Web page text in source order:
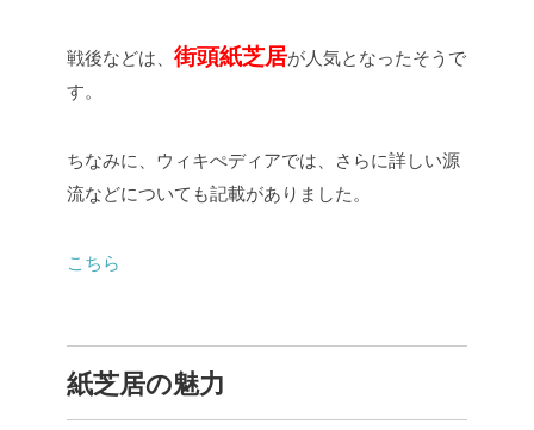
戦後などは、 街頭紙芝居が人気となったそうで
す。
ちなみに、ウィキぺディアでは、さらに詳しい源
流などについても記載がありました。
こちら
紙芝居の魅力